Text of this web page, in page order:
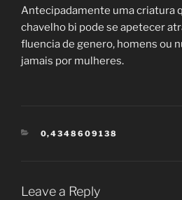
Antecipadamente uma criatura
chavelho bi pode se apetecer
fluencia de genero, homens ou
jamais por mulheres.
CATEGORIES
0,4348609138
Leave a Reply